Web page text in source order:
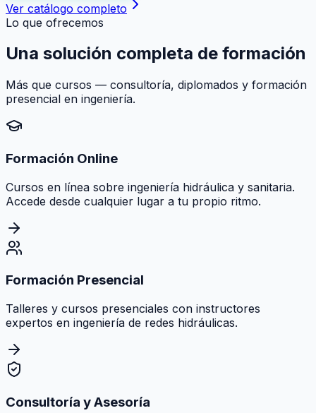
Ver catálogo completo
Lo que ofrecemos
Una solución completa de formación
Más que cursos — consultoría, diplomados y formación
presencial en ingeniería.
Formación Online
Cursos en línea sobre ingeniería hidráulica y sanitaria.
Accede desde cualquier lugar a tu propio ritmo.
Formación Presencial
Talleres y cursos presenciales con instructores
expertos en ingeniería de redes hidráulicas.
Consultoría y Asesoría